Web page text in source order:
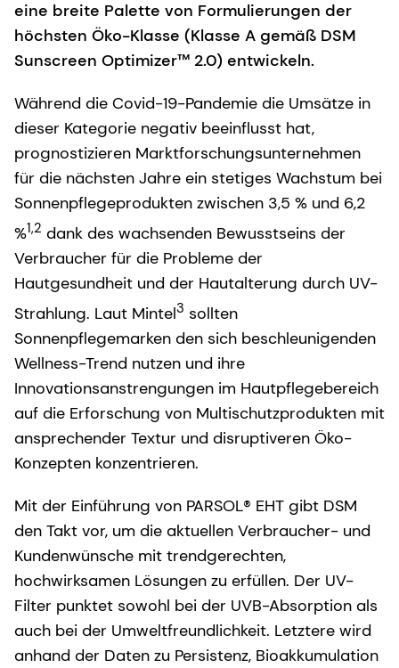
eine breite Palette von Formulierungen der
höchsten Öko-Klasse (Klasse A gemäß DSM
Sunscreen Optimizer™ 2.0) entwickeln.
Während die Covid-19-Pandemie die Umsätze in
dieser Kategorie negativ beeinflusst hat,
prognostizieren Marktforschungsunternehmen
für die nächsten Jahre ein stetiges Wachstum bei
Sonnenpflegeprodukten zwischen 3,5 % und 6,2
%1,2 dank des wachsenden Bewusstseins der
Verbraucher für die Probleme der
Hautgesundheit und der Hautalterung durch UV-
Strahlung. Laut Mintel3 sollten
Sonnenpflegemarken den sich beschleunigenden
Wellness-Trend nutzen und ihre
Innovationsanstrengungen im Hautpflegebereich
auf die Erforschung von Multischutzprodukten mit
ansprechender Textur und disruptiveren Öko-
Konzepten konzentrieren.
Mit der Einführung von PARSOL® EHT gibt DSM
den Takt vor, um die aktuellen Verbraucher- und
Kundenwünsche mit trendgerechten,
hochwirksamen Lösungen zu erfüllen. Der UV-
Filter punktet sowohl bei der UVB-Absorption als
auch bei der Umweltfreundlichkeit. Letztere wird
anhand der Daten zu Persistenz, Bioakkumulation